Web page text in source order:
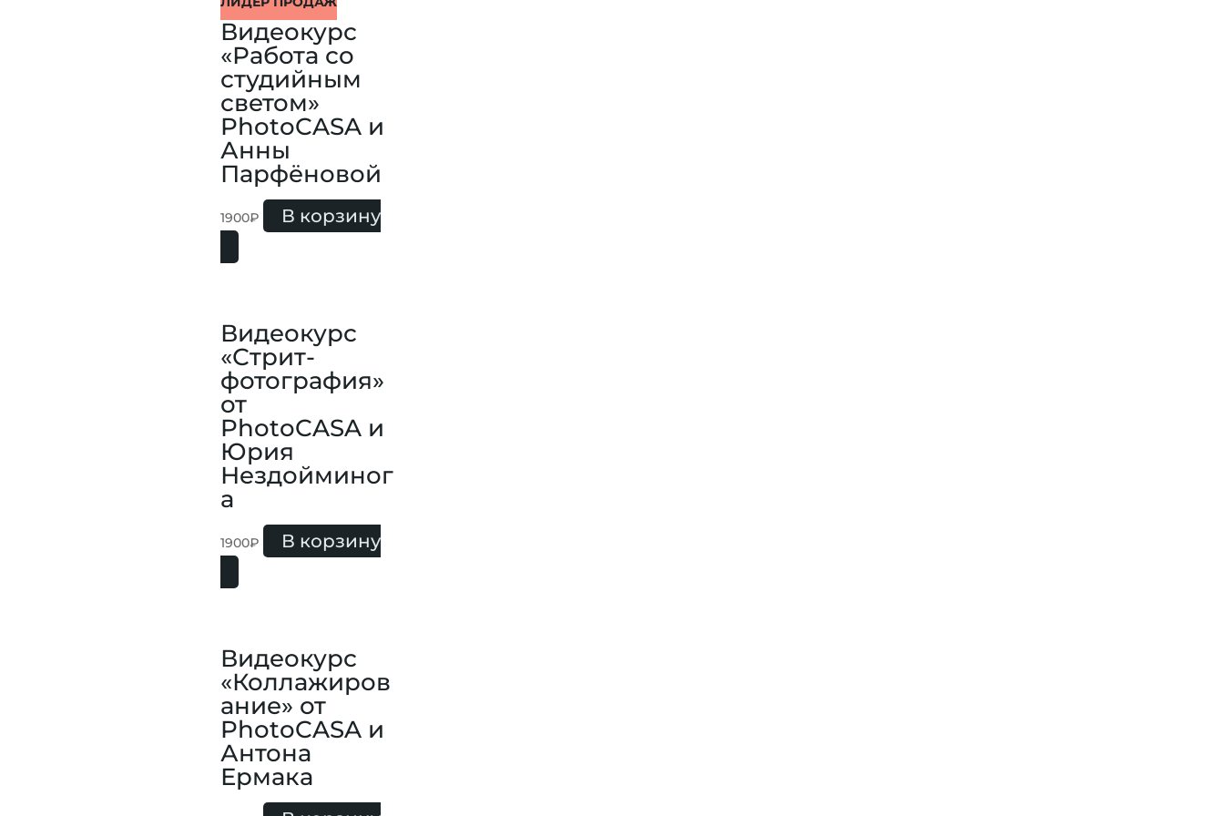
Видеокурс
«Работа со
студийным
светом»
PhotoCASA и
Анны
Парфёновой
1900₽ В корзину
Видеокурс
«Стрит-
фотография»
от
PhotoCASA и
Юрия
Нездойминог
а
1900₽ В корзину
Видеокурс
«Коллажиров
ание» от
PhotoCASA и
Антона
Ермака